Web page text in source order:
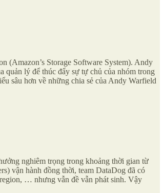
(Amazon’s Storage Software System). Andy
quản lý để thúc đẩy sự tự chủ của nhóm trong
sâu hơn về những chia sẻ của Andy Warfield
nghiêm trọng trong khoảng thời gian từ
vận hành đồng thời, team DataDog đã có
… nhưng vẫn đề vẫn phát sinh. Vậy